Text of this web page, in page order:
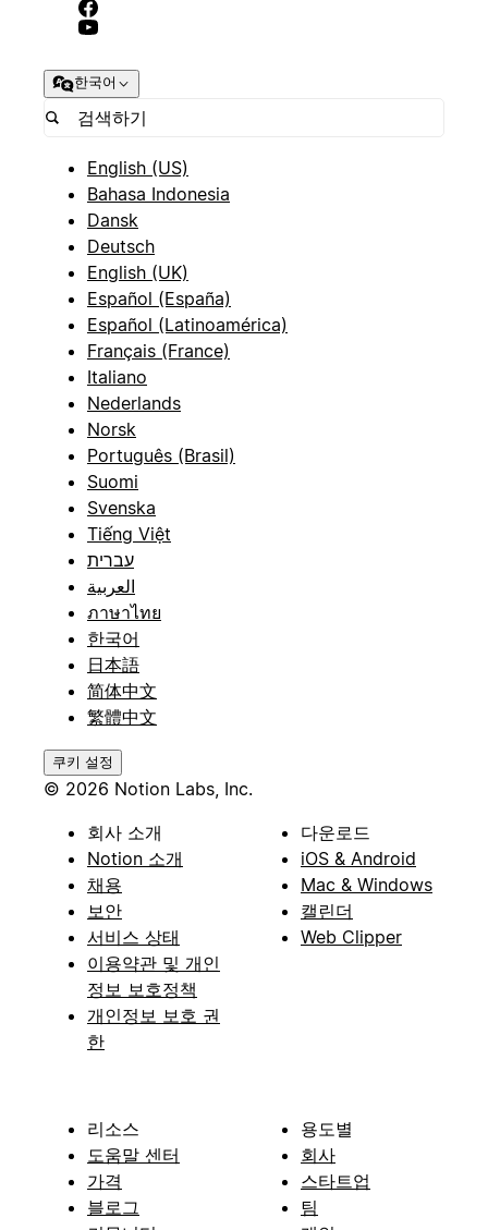
한국어
English (US)
Bahasa Indonesia
Dansk
Deutsch
English (UK)
Español (España)
Español (Latinoamérica)
Français (France)
Italiano
Nederlands
Norsk
Português (Brasil)
Suomi
Svenska
Tiếng Việt
עברית
العربية
ภาษาไทย
한국어
日本語
简体中文
繁體中文
쿠키 설정
© 2026 Notion Labs, Inc.
회사 소개
Notion 소개
채용
보안
서비스 상태
이용약관 및 개인
정보 보호정책
개인정보 보호 권
한
다운로드
iOS & Android
Mac & Windows
캘린더
Web Clipper
리소스
도움말 센터
가격
블로그
용도별
회사
스타트업
팀